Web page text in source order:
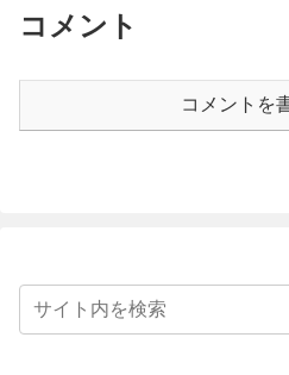
コメント
コメントを